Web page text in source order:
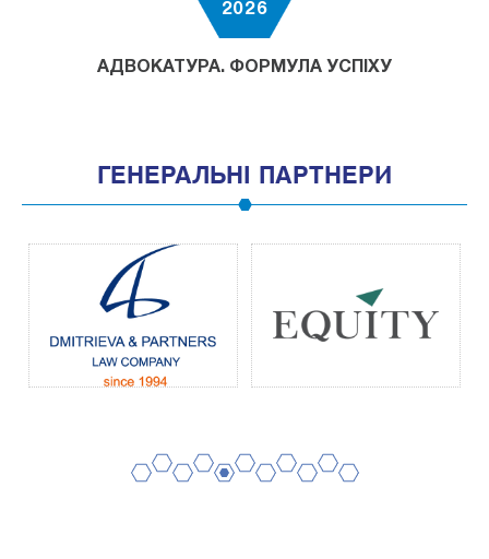
2026
АДВОКАТУРА. ФОРМУЛА УСПІХУ
ГЕНЕРАЛЬНІ ПАРТНЕРИ